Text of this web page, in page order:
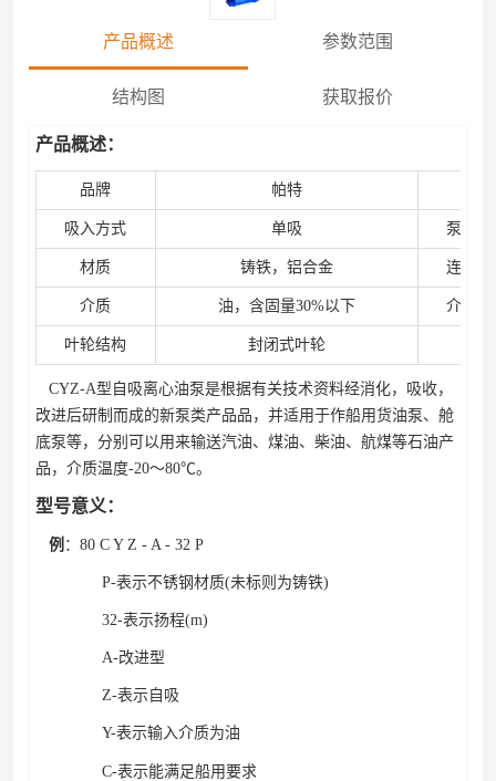
产品概述 参数范围
结构图 获取报价
产品概述：
品牌 帕特
吸入方式 单吸 泵轴位
材质 铸铁，铝合金 连接方
介质 油，含固量30%以下 介质温
叶轮结构 封闭式叶轮
CYZ-A型自吸离心油泵是根据有关技术资料经消化，吸收，
改进后研制而成的新泵类产品品，并适用于作船用货油泵、舱
底泵等，分别可以用来输送汽油、煤油、柴油、航煤等石油产
品，介质温度-20～80℃。
型号意义：
例 ：80 C Y Z - A - 32 P
P-表示不锈钢材质(未标则为铸铁)
32-表示扬程(m)
A-改进型
Z-表示自吸
Y-表示输入介质为油
C-表示能满足船用要求